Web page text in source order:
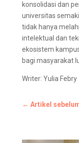
konsolidasi dan
universitas
tidak hanya
intelektual dan
ekosistem
bagi masyarakat
Writer: Yulia Febry
← Artikel